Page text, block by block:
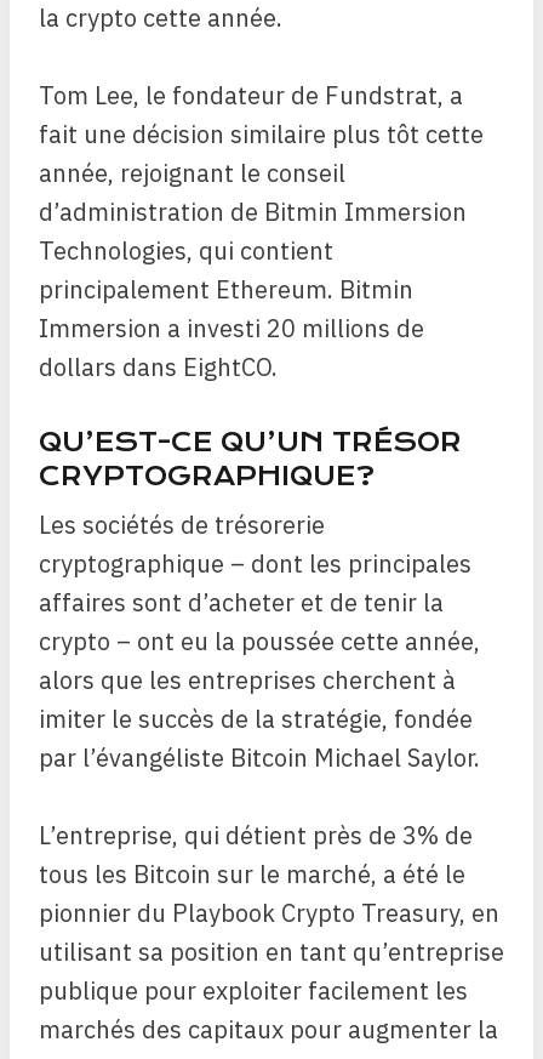
la crypto cette année.
Tom Lee, le fondateur de Fundstrat, a
fait une décision similaire plus tôt cette
année, rejoignant le conseil
d’administration de Bitmin Immersion
Technologies, qui contient
principalement Ethereum. Bitmin
Immersion a investi 20 millions de
dollars dans EightCO.
QU’EST-CE QU’UN TRÉSOR
CRYPTOGRAPHIQUE?
Les sociétés de trésorerie
cryptographique – dont les principales
affaires sont d’acheter et de tenir la
crypto – ont eu la poussée cette année,
alors que les entreprises cherchent à
imiter le succès de la stratégie, fondée
par l’évangéliste Bitcoin Michael Saylor.
L’entreprise, qui détient près de 3% de
tous les Bitcoin sur le marché, a été le
pionnier du Playbook Crypto Treasury, en
utilisant sa position en tant qu’entreprise
publique pour exploiter facilement les
marchés des capitaux pour augmenter la